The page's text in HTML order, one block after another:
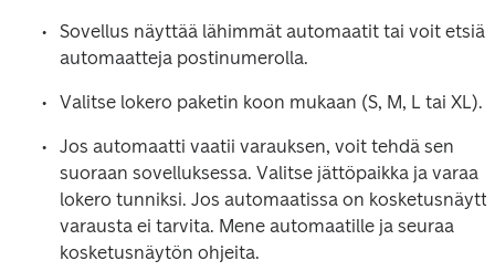
Sovellus näyttää lähimmät automaatit tai voit etsiä
automaatteja postinumerolla.
Valitse lokero paketin koon mukaan (S, M, L tai XL).
Jos automaatti vaatii varauksen, voit tehdä sen
suoraan sovelluksessa. Valitse jättöpaikka ja varaa
lokero tunniksi. Jos automaatissa on
varausta ei tarvita. Mene automaatille ja seuraa
kosketusnäytön ohjeita.